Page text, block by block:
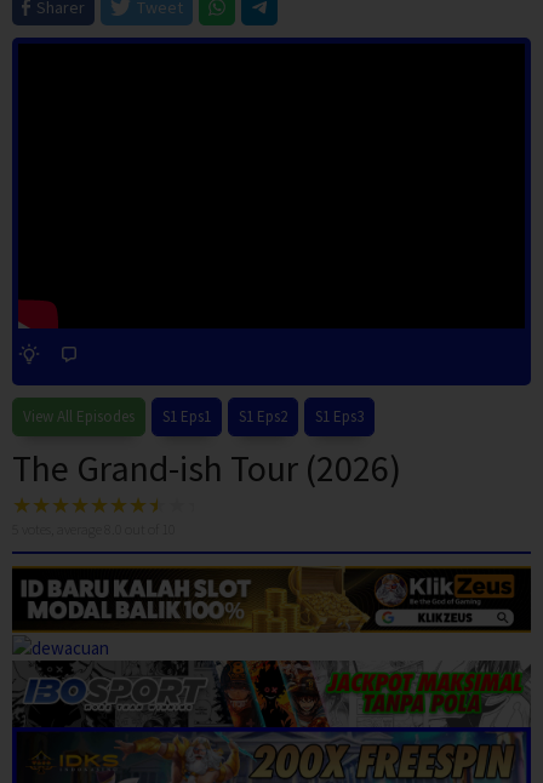
Sharer
Tweet
View All Episodes S1 Eps1 S1 Eps2 S1 Eps3
The Grand-ish Tour (2026)